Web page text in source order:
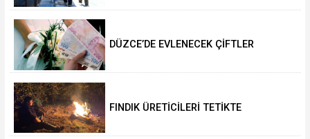
DÜZCE’DE EVLENECEK ÇİFTLER
FINDIK ÜRETİCİLERİ TETİKTE